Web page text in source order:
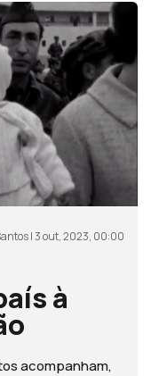
| 3 out, 2023, 00:00
à
acompanham,